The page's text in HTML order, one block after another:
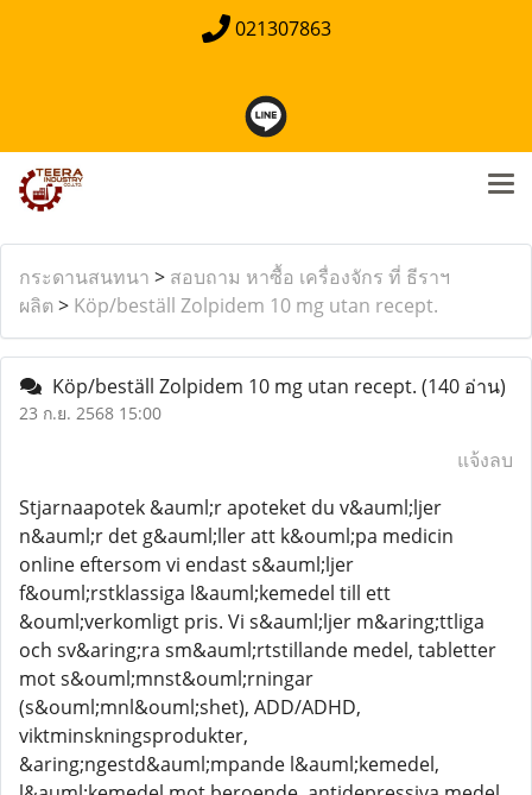
021307863
กระดานสนทนา > สอบถาม หาซื้อ เครื่องจักร ที่ ธีราฯ
ผลิต > Köp/beställ Zolpidem 10 mg utan recept.
Köp/beställ Zolpidem 10 mg utan recept. (140 อ่าน)
23 ก.ย. 2568 15:00
แจ้งลบ
Stjarnaapotek &auml;r apoteket du v&auml;ljer
n&auml;r det g&auml;ller att k&ouml;pa medicin
online eftersom vi endast s&auml;ljer
f&ouml;rstklassiga l&auml;kemedel till ett
&ouml;verkomligt pris. Vi s&auml;ljer m&aring;ttliga
och sv&aring;ra sm&auml;rtstillande medel, tabletter
mot s&ouml;mnst&ouml;rningar
(s&ouml;mnl&ouml;shet), ADD/ADHD,
viktminskningsprodukter,
&aring;ngestd&auml;mpande l&auml;kemedel,